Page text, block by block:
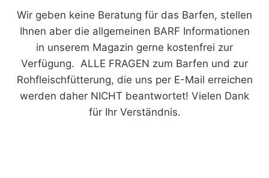
Wir geben keine Beratung für das Barfen, stellen
Ihnen aber die allgemeinen BARF Informationen
in unserem Magazin gerne kostenfrei zur
Verfügung. ALLE FRAGEN zum Barfen und zur
Rohfleischfütterung, die uns per E-Mail erreichen
werden daher NICHT beantwortet! Vielen Dank
für Ihr Verständnis.